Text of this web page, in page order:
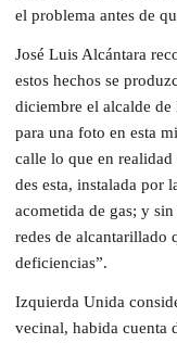
el problema antes de
José Luis Alcántara
estos hechos se
diciembre el alcalde de
para una foto en esta
calle lo que en
des esta, instalada por
acometida de gas; y
redes de alcantarillado
deficiencias”.
Izquierda Unida
vecinal, habida cuenta